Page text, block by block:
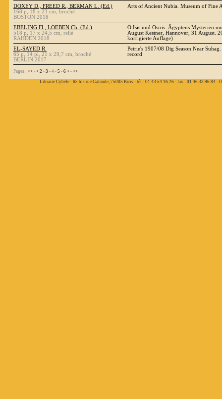
DOXEY D., FREED R., BERMAN L. (Ed.)
168 p, 18 x 23 cm, broché
BOSTON 2018
Arts of Ancient Nubia. Museum of Fine
EBELING Fl., LOEBEN Ch. (Ed.)
518 p, 17 x 24,5 cm, relié
RAHDEN 2018
O Isis und Osiris. Ägyptens Mysterien
August Kestner, Hannover, 31 August.
korrigierte Auflage)
EL-SAYED R.
65 p, 14 pl, 21 x 29,7 cm, broché
BERLIN 2017
Petrie's 1907/08 Dig Season Near
record
Pages : << - < 2 - 3 - 4 - 5 - 6 > - >>
Librarie Cybele - 65 bis rue Galande, 75005 Paris - tél : 01 43 54 16 26 - fax : 01 46 33 96 84